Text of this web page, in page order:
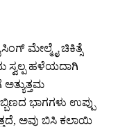
ಮೇಲ್ಮೈ ಚಿಕಿತ್ಸೆ
ಸ್ವಲ್ಪ ಹಳೆಯದಾಗಿ
ಭಾಗಗಳು ಉಪ್ಪು
ಅವು ಬಿಸಿ ಕಲಾಯಿ